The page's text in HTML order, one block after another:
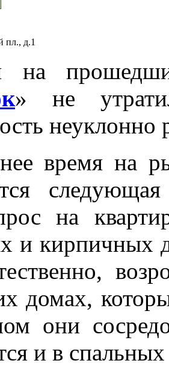
пл., д.1
на
» не
неуклонно
время на
на
и кирпичных
домах,
они
и в